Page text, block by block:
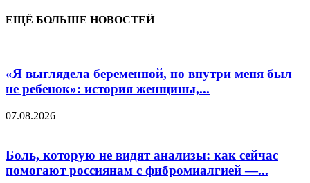
ЕЩЁ БОЛЬШЕ НОВОСТЕЙ
«Я выглядела беременной, но внутри меня был
не ребенок»: история женщины,...
07.08.2026
Боль, которую не видят анализы: как сейчас
помогают россиянам с фибромиалгией —...